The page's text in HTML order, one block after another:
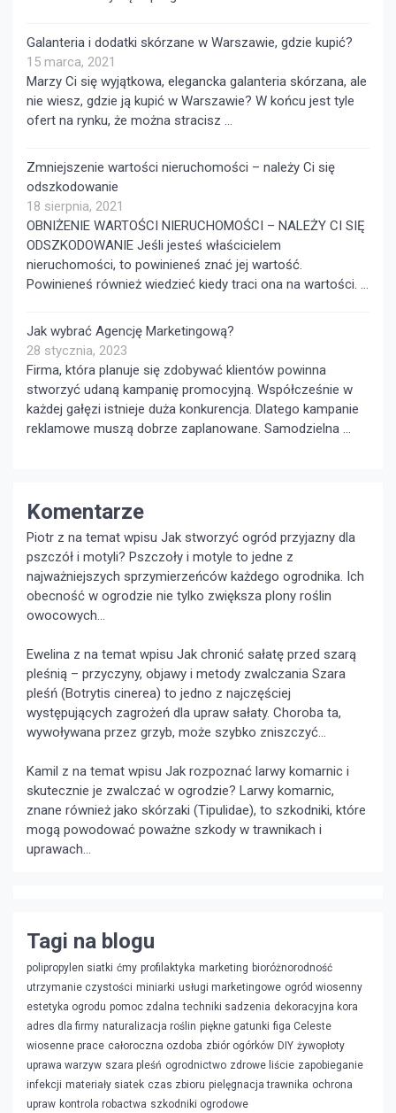
Galanteria i dodatki skórzane w Warszawie, gdzie kupić?
15 marca, 2021
Marzy Ci się wyjątkowa, elegancka galanteria skórzana, ale
nie wiesz, gdzie ją kupić w Warszawie? W końcu jest tyle
ofert na rynku, że można stracisz …
Zmniejszenie wartości nieruchomości – należy Ci się
odszkodowanie
18 sierpnia, 2021
OBNIŻENIE WARTOŚCI NIERUCHOMOŚCI – NALEŻY CI SIĘ
ODSZKODOWANIE Jeśli jesteś właścicielem
nieruchomości, to powinieneś znać jej wartość.
Powinieneś również wiedzieć kiedy traci ona na wartości. …
Jak wybrać Agencję Marketingową?
28 stycznia, 2023
Firma, która planuje się zdobywać klientów powinna
stworzyć udaną kampanię promocyjną. Współcześnie w
każdej gałęzi istnieje duża konkurencja. Dlatego kampanie
reklamowe muszą dobrze zaplanowane. Samodzielna …
Komentarze
Piotr z na temat wpisu Jak stworzyć ogród przyjazny dla
pszczół i motyli? Pszczoły i motyle to jedne z
najważniejszych sprzymierzeńców każdego ogrodnika. Ich
obecność w ogrodzie nie tylko zwiększa plony roślin
owocowych...
Ewelina z na temat wpisu Jak chronić sałatę przed szarą
pleśnią – przyczyny, objawy i metody zwalczania Szara
pleśń (Botrytis cinerea) to jedno z najczęściej
występujących zagrożeń dla upraw sałaty. Choroba ta,
wywoływana przez grzyb, może szybko zniszczyć...
Kamil z na temat wpisu Jak rozpoznać larwy komarnic i
skutecznie je zwalczać w ogrodzie? Larwy komarnic,
znane również jako skórzaki (Tipulidae), to szkodniki, które
mogą powodować poważne szkody w trawnikach i
uprawach...
Tagi na blogu
polipropylen siatki ćmy profilaktyka marketing bioróżnorodność
utrzymanie czystości miniarki usługi marketingowe ogród wiosenny
estetyka ogrodu pomoc zdalna techniki sadzenia dekoracyjna kora
adres dla firmy naturalizacja roślin piękne gatunki figa Celeste
wiosenne prace całoroczna ozdoba zbiór ogórków DIY żywopłoty
uprawa warzyw szara pleśń ogrodnictwo zdrowe liście zapobieganie
infekcji materiały siatek czas zbioru pielęgnacja trawnika ochrona
upraw kontrola robactwa szkodniki ogrodowe